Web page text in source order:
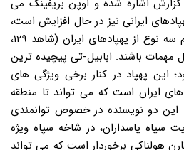
گزارش اشاره شده و اوپن بریفینگ می
ایرانی نیز در حال افزایش است،
و تصور می شود که دست کم سه نوع از پهپادهای ایران (شاهد ۱۲۹،
مهمات باشند. ابابیل-تی پیچیده ترین
این پهپاد در کنار برخی ویژگی های
ایران است که می تواند تا منطقه
این دو نویسنده در خصوص توانمندی
سپاه پاسداران، در شاخه سپاه ویژه
هولناکی برخوردار است که می تواند